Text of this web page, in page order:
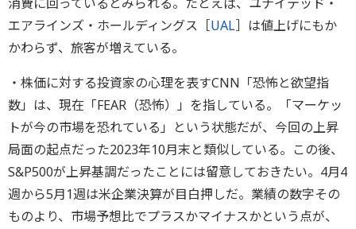
エアラインズ・ホールディングス［UAL］は値上げにもか
かわらず、旅客が増えている。
・株価に対する投資家の心理を表すCNN「恐怖と欲望指
数」は、現在「FEAR（恐怖）」を指している。「マーケッ
トが今の市場を恐れている」という状態だが、今回の上昇
局面の起点だった2023年10月末と類似している。この後、
S&P500が上昇基調だったことには留意しておきたい。4月4
週から5月1週は米企業決算が目白押しだ。業績の数字その
ものより、市場予想比でプラスかマイナスかという点が、